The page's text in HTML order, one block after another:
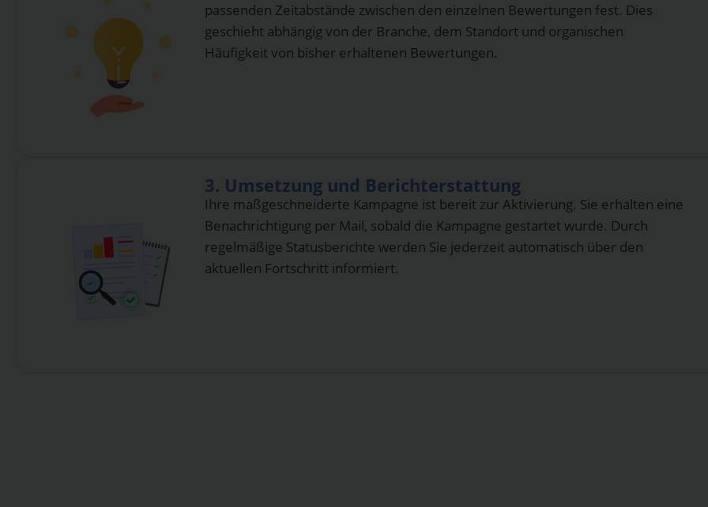
passenden Zeitabstände zwischen den einzelnen Bewertungen fest. Dies
geschieht abhängig von der Branche, dem Standort und organischen
Häufigkeit von bisher erhaltenen Bewertungen.
3. Umsetzung und Berichterstattung
Ihre maßgeschneiderte Kampagne ist bereit zur Aktivierung. Sie erhalten eine
Benachrichtigung per Mail, sobald die Kampagne gestartet wurde. Durch
regelmäßige Statusberichte werden Sie jederzeit automatisch über den
aktuellen Fortschritt informiert.